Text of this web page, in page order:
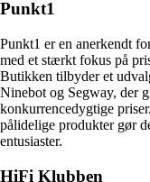
Punkt1
Punkt1 er en anerkendt
med et stærkt fokus på
Butikken tilbyder et
Ninebot og Segway, der
konkurrencedygtige
pålidelige produkter gør
entusiaster.
HiFi Klubben